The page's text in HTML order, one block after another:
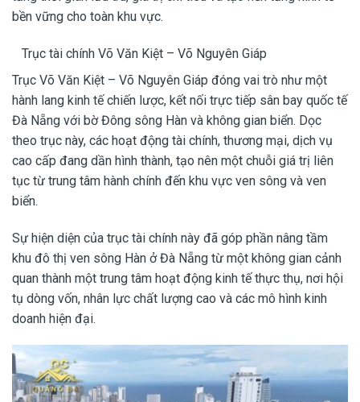
bền vững cho toàn khu vực.
Trục tài chính Võ Văn Kiệt – Võ Nguyên Giáp
Trục Võ Văn Kiệt – Võ Nguyên Giáp đóng vai trò như một
hành lang kinh tế chiến lược, kết nối trực tiếp sân bay quốc tế
Đà Nẵng với bờ Đông sông Hàn và không gian biển. Dọc
theo trục này, các hoạt động tài chính, thương mại, dịch vụ
cao cấp đang dần hình thành, tạo nên một chuỗi giá trị liên
tục từ trung tâm hành chính đến khu vực ven sông và ven
biển.
Sự hiện diện của trục tài chính này đã góp phần nâng tầm
khu đô thị ven sông Hàn ở Đà Nẵng từ một không gian cảnh
quan thành một trung tâm hoạt động kinh tế thực thụ, nơi hội
tụ dòng vốn, nhân lực chất lượng cao và các mô hình kinh
doanh hiện đại.